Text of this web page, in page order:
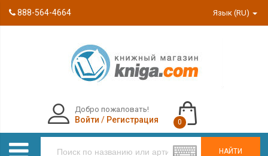
888-564-4664 Язык (RU)
НАЙТИ
Добро пожаловать!
Войти / Регистрация 0